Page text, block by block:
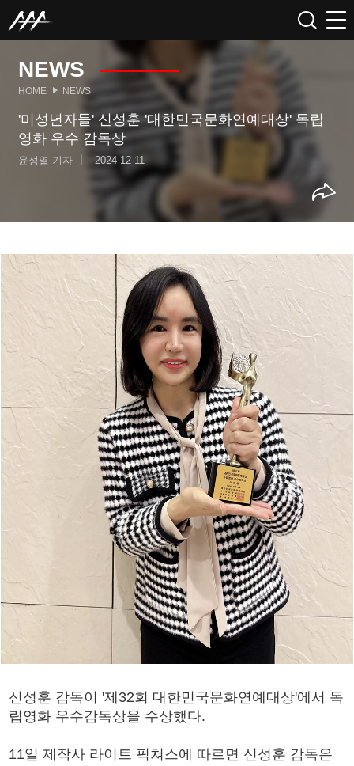
NEWS
HOME NEWS
'미성년자들' 신성훈 '대한민국문화연예대상' 독립
영화 우수 감독상
윤성열 기자 2024-12-11
신성훈 감독이 '제32회 대한민국문화연예대상'에서 독
립영화 우수감독상을 수상했다.
11일 제작사 라이트 픽쳐스에 따르면 신성훈 감독은